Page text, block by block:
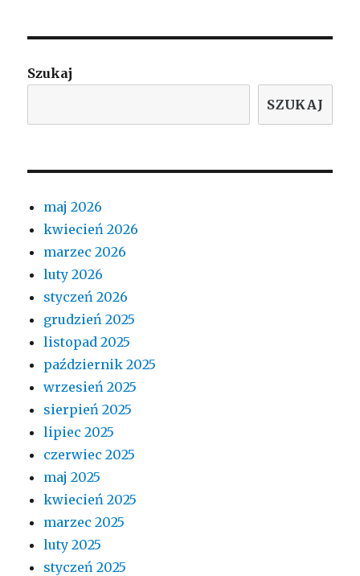
Szukaj
SZUKAJ
maj 2026
kwiecień 2026
marzec 2026
luty 2026
styczeń 2026
grudzień 2025
listopad 2025
październik 2025
wrzesień 2025
sierpień 2025
lipiec 2025
czerwiec 2025
maj 2025
kwiecień 2025
marzec 2025
luty 2025
styczeń 2025